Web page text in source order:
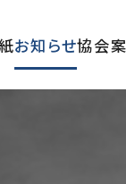
お知らせ協会